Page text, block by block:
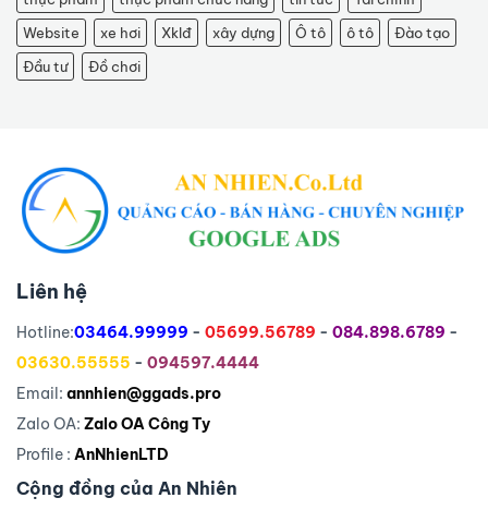
Website
xe hơi Xklđ xây dựng Ô tô ô tô
Đào tạo
Đầu tư
Đồ chơi
Liên hệ
Hotline:03464.99999 - 05699.56789 - 084.898.6789 -
03630.55555 - 094597.4444
Email: annhien@ggads.pro
Zalo OA: Zalo OA Công Ty
Profile : AnNhienLTD
Cộng đồng của An Nhiên